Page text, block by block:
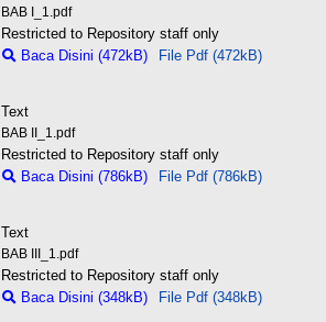
BAB I_1.pdf
Restricted to Repository staff only
Baca Disini (472kB)
File Pdf (472kB)
Text
BAB II_1.pdf
Restricted to Repository staff only
Baca Disini (786kB)
File Pdf (786kB)
Text
BAB III_1.pdf
Restricted to Repository staff only
Baca Disini (348kB)
File Pdf (348kB)